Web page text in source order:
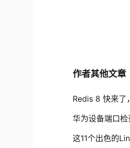
作者其他文章
Redis 8 快来了
华为设备端口检
这11个出色的